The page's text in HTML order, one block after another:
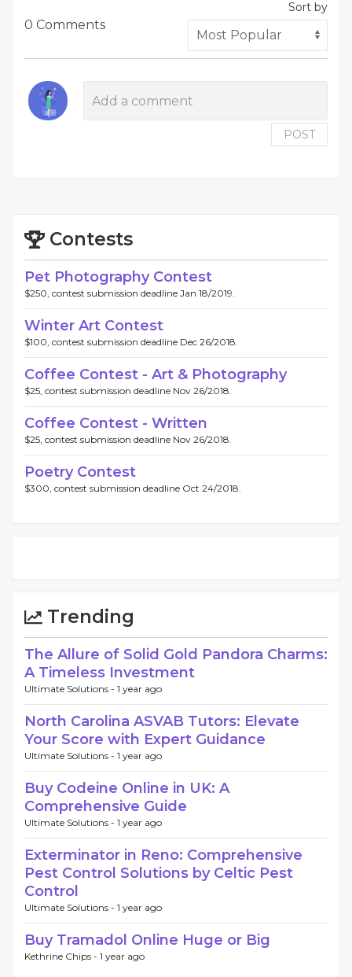
0 Comments
Sort by
POST
Contests
Pet Photography Contest
$250, contest submission deadline Jan 18/2019.
Winter Art Contest
$100, contest submission deadline Dec 26/2018.
Coffee Contest - Art & Photography
$25, contest submission deadline Nov 26/2018.
Coffee Contest - Written
$25, contest submission deadline Nov 26/2018.
Poetry Contest
$300, contest submission deadline Oct 24/2018.
Trending
The Allure of Solid Gold Pandora Charms:
A Timeless Investment
Ultimate Solutions - 1 year ago
North Carolina ASVAB Tutors: Elevate
Your Score with Expert Guidance
Ultimate Solutions - 1 year ago
Buy Codeine Online in UK: A
Comprehensive Guide
Ultimate Solutions - 1 year ago
Exterminator in Reno: Comprehensive
Pest Control Solutions by Celtic Pest
Control
Ultimate Solutions - 1 year ago
Buy Tramadol Online Huge or Big
Kethrine Chips - 1 year ago